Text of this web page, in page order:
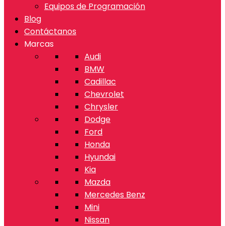
Equipos de Programación
Blog
Contáctanos
Marcas
Audi
BMW
Cadillac
Chevrolet
Chrysler
Dodge
Ford
Honda
Hyundai
Kia
Mazda
Mercedes Benz
Mini
Nissan